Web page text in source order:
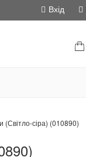
Вхід
(Світло-сіра) (010890)